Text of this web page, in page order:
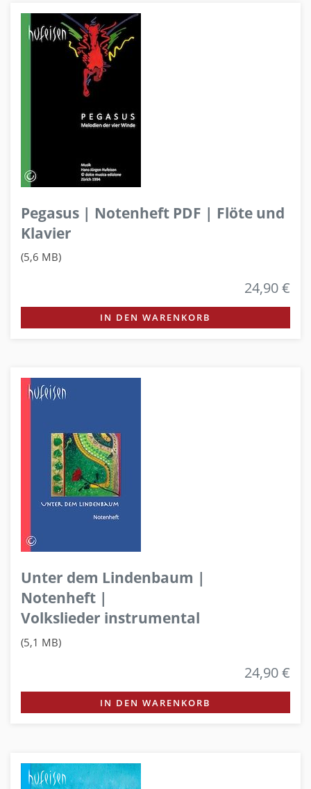
Pegasus | Notenheft PDF | Flöte und
Klavier
(5,6 MB)
24,90 €
IN DEN WARENKORB
Unter dem Lindenbaum |
Notenheft |
Volkslieder instrumental
(5,1 MB)
24,90 €
IN DEN WARENKORB